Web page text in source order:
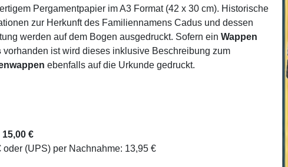
Pergamentpapier im A3 Format (42 x 30 cm). Historische
zur Herkunft des Familiennamens Cadus und dessen
werden auf dem Bogen ausgedruckt. Sofern einWappen
vorhanden ist wird dieses inklusive Beschreibung zum
ebenfalls auf die Urkunde gedruckt.
€
(UPS) per Nachnahme: 13,95 €